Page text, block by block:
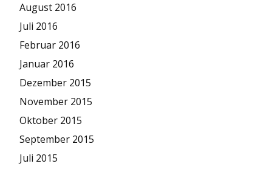
August 2016
Juli 2016
Februar 2016
Januar 2016
Dezember 2015
November 2015
Oktober 2015
September 2015
Juli 2015